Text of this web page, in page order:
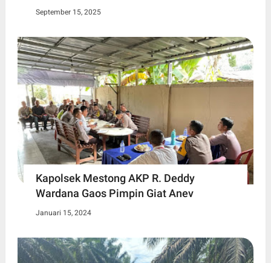
September 15, 2025
Kapolsek Mestong AKP R. Deddy
Wardana Gaos Pimpin Giat Anev
Januari 15, 2024